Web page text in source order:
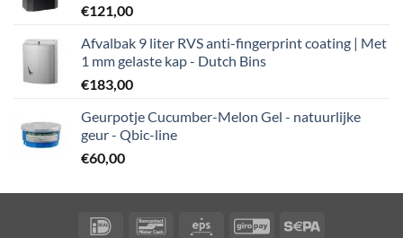
€121,00
Afvalbak 9 liter RVS anti-fingerprint coating | Met
1 mm gelaste kap - Dutch Bins
€183,00
Geurpotje Cucumber-Melon Gel - natuurlijke
geur - Qbic-line
€60,00
IDeal BancontactEps GiroPay